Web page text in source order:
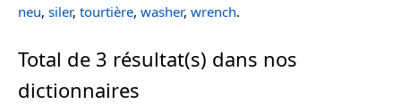
neu, siler, tourtière, washer, wrench.
Total de 3 résultat(s) dans nos
dictionnaires